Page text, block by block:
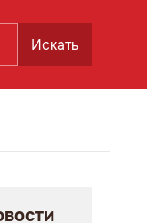
Искать